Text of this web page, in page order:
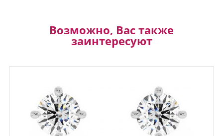
Возможно, Вас также
заинтересуют